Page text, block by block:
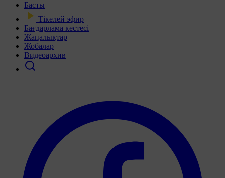
Басты
Тікелей эфир
Бағдарлама кестесі
Жаңалықтар
Жобалар
Видеоархив